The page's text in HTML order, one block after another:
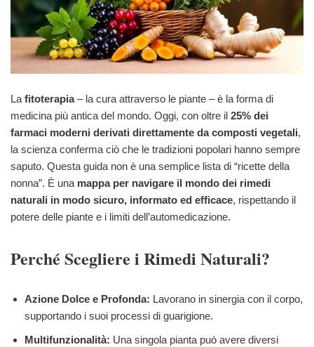
Lafitoterapia– la cura attraverso le piante – è la forma di
medicina più antica del mondo. Oggi, con oltre il 25% dei
farmaci moderni derivati direttamente da composti vegetali,
la scienza conferma ciò che le tradizioni popolari hanno sempre
saputo. Questa guida non è una semplice lista di “ricette della
nonna”. È una mappa per navigare il mondo dei rimedi
naturali in modo sicuro, informato ed efficace, rispettando il
potere delle piante e i limiti dell’automedicazione.
Perché Scegliere i Rimedi Naturali?
Azione Dolce e Profonda: Lavorano in sinergia con il corpo,
supportando i suoi processi di guarigione.
Multifunzionalità: Una singola pianta può avere diversi